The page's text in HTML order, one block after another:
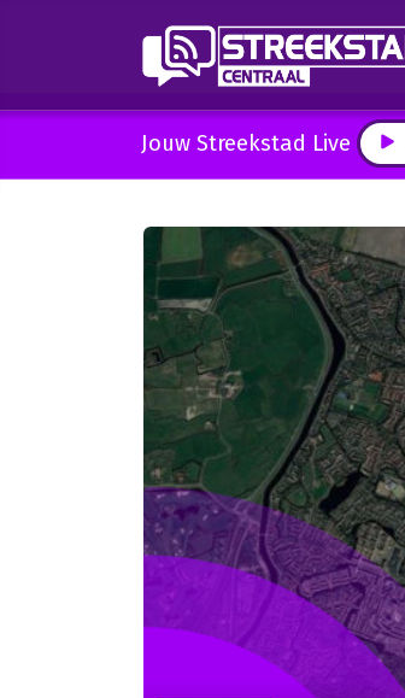
Jouw Streekstad Live